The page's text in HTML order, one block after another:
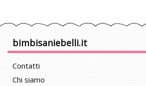
bimbisaniebelli.it
Contatti
Chi siamo